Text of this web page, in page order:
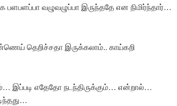
பளபளப்பா வழுவழுப்பா இருந்ததே என நிமிர்ந்தார்…
தெறிச்சதா இருக்கலாம்.. காய்கறி
இப்படி எதேதோ நடந்திருக்கும்… என்றால்…